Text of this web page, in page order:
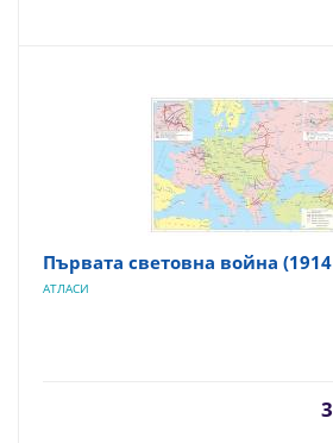
Първата световна война (1914
АТЛАСИ